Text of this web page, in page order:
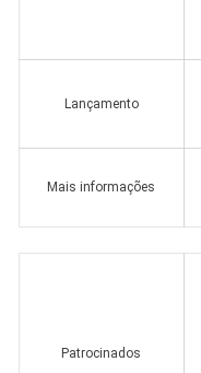
Lançamento
Mais informações
Patrocinados